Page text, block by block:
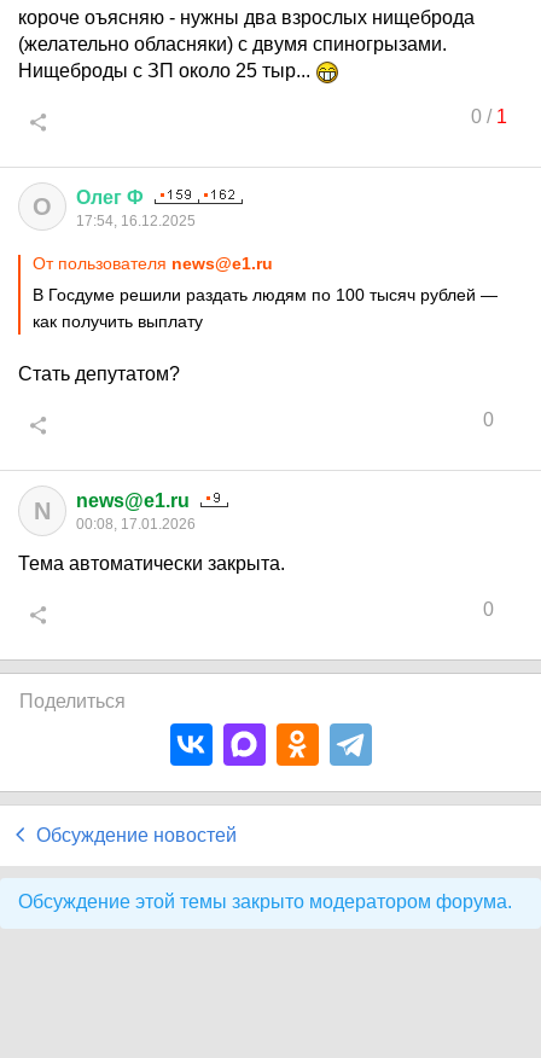
короче оъясняю - нужны два взрослых нищеброда
(желательно обласняки) с двумя спиногрызами.
Нищеброды с ЗП около 25 тыр...
0/ 1
О Олег Ф
17:54, 16.12.2025
От пользователя news@e1.ru
В Госдуме решили раздать людям по 100 тысяч рублей —
как получить выплату
Стать депутатом?
0
N news@e1.ru
00:08, 17.01.2026
Тема автоматически закрыта.
0
Поделиться
Обсуждение новостей
Обсуждение этой темы закрыто модератором форума.